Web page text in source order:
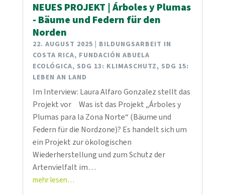
NEUES PROJEKT | Árboles y Plumas
- Bäume und Federn für den
Norden
22. AUGUST 2025
BILDUNGSARBEIT IN
COSTA RICA, FUNDACIÓN ABUELA
ECOLÓGICA, SDG 13: KLIMASCHUTZ, SDG 15:
LEBEN AN LAND
Im Interview: Laura Alfaro Gonzalez stellt das
Projekt vor Was ist das Projekt „Árboles y
Plumas para la Zona Norte“ (Bäume und
Federn für die Nordzone)? Es handelt sich um
ein Projekt zur ökologischen
Wiederherstellung und zum Schutz der
Artenvielfalt im…
mehr lesen…